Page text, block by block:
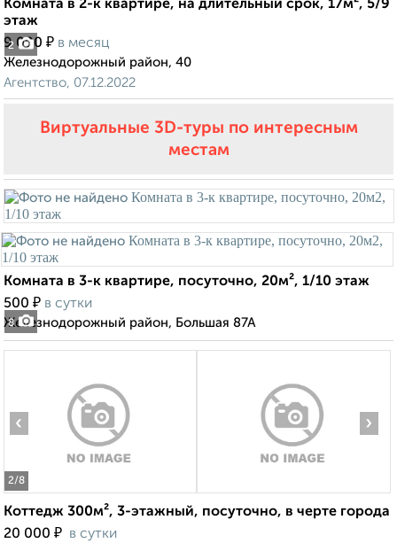
2
Комната в 2-к квартире, на длительный срок, 17м², 5/9
этаж
9 000 ₽ в месяц
Железнодорожный район, 40
Агентство, 07.12.2022
Виртуальные 3D-туры по интересным
местам
8
Комната в 3-к квартире, посуточно, 20м², 1/10 этаж
500 ₽ в сутки
Железнодорожный район, Большая 87А
2/8
‹ ›
Коттедж 300м², 3-этажный, посуточно, в черте города
20 000 ₽ в сутки